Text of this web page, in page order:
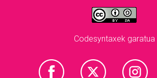
Codesyntaxek garatua